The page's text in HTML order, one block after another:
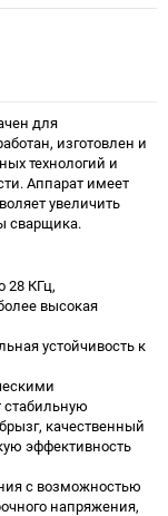
для
изготовлен и
технологий и
Аппарат имеет
увеличить
сварщика.
28 КГц,
высокая
устойчивость к
стабильную
качественный
эффективность
с возможностью
напряжения,